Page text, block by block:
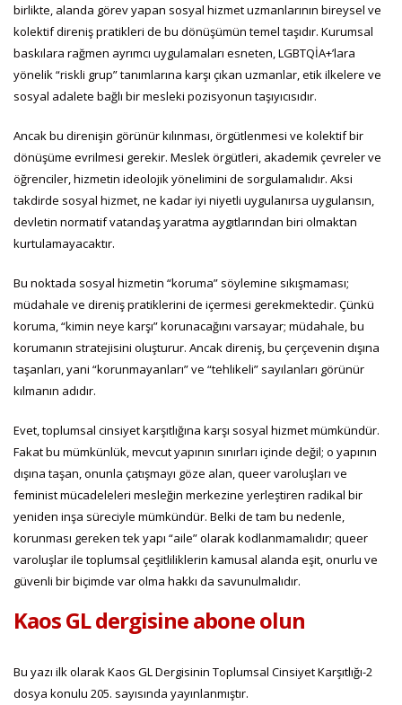
birlikte, alanda görev yapan sosyal hizmet uzmanlarının bireysel ve
kolektif direniş pratikleri de bu dönüşümün temel taşıdır. Kurumsal
baskılara rağmen ayrımcı uygulamaları esneten, LGBTQİA+’lara
yönelik “riskli grup” tanımlarına karşı çıkan uzmanlar, etik ilkelere ve
sosyal adalete bağlı bir mesleki pozisyonun taşıyıcısıdır.
Ancak bu direnişin görünür kılınması, örgütlenmesi ve kolektif bir
dönüşüme evrilmesi gerekir. Meslek örgütleri, akademik çevreler ve
öğrenciler, hizmetin ideolojik yönelimini de sorgulamalıdır. Aksi
takdirde sosyal hizmet, ne kadar iyi niyetli uygulanırsa uygulansın,
devletin normatif vatandaş yaratma aygıtlarından biri olmaktan
kurtulamayacaktır.
Bu noktada sosyal hizmetin “koruma” söylemine sıkışmaması;
müdahale ve direniş pratiklerini de içermesi gerekmektedir. Çünkü
koruma, “kimin neye karşı” korunacağını varsayar; müdahale, bu
korumanın stratejisini oluşturur. Ancak direniş, bu çerçevenin dışına
taşanları, yani “korunmayanları” ve “tehlikeli” sayılanları görünür
kılmanın adıdır.
Evet, toplumsal cinsiyet karşıtlığına karşı sosyal hizmet mümkündür.
Fakat bu mümkünlük, mevcut yapının sınırları içinde değil; o yapının
dışına taşan, onunla çatışmayı göze alan, queer varoluşları ve
feminist mücadeleleri mesleğin merkezine yerleştiren radikal bir
yeniden inşa süreciyle mümkündür. Belki de tam bu nedenle,
korunması gereken tek yapı “aile” olarak kodlanmamalıdır; queer
varoluşlar ile toplumsal çeşitliliklerin kamusal alanda eşit, onurlu ve
güvenli bir biçimde var olma hakkı da savunulmalıdır.
Kaos GL dergisine abone olun
Bu yazı ilk olarak Kaos GL Dergisinin Toplumsal Cinsiyet Karşıtlığı-2
dosya konulu 205. sayısında yayınlanmıştır.